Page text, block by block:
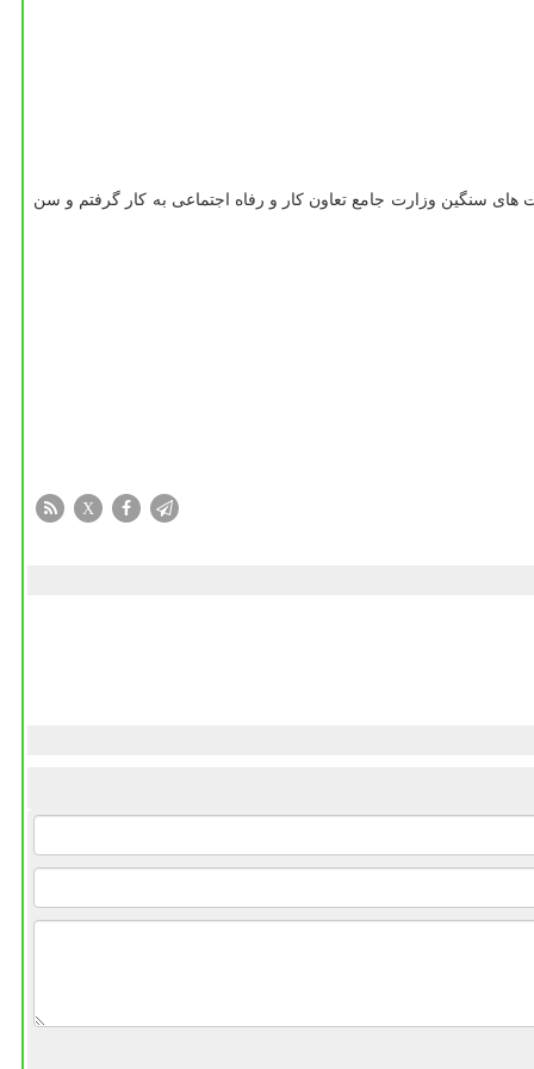
سنگین وزارت جامع تعاون کار و رفاه اجتماعی به کار گرفتم و سن
X